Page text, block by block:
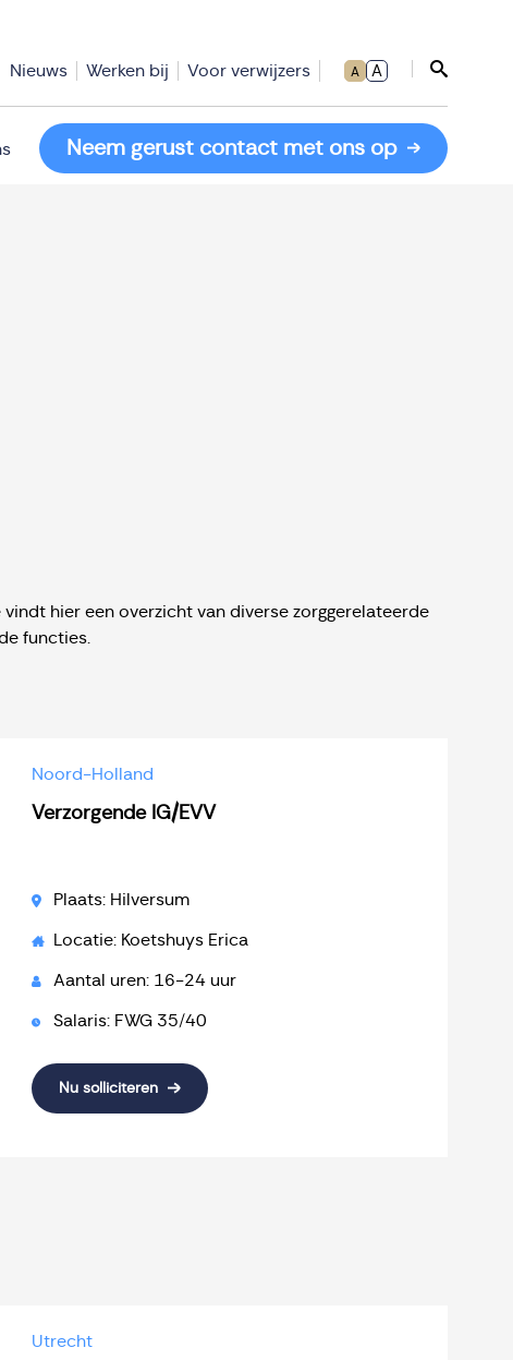
Nieuws Werken bij Voor verwijzers A A
Neem gerust contact met ons op
hier een overzicht van diverse zorggerelateerde
functies.
Noord-Holland
Verzorgende IG/EVV
Plaats: Hilversum
Locatie: Koetshuys Erica
Aantal uren: 16-24 uur
Salaris: FWG 35/40
Nu solliciteren
Utrecht